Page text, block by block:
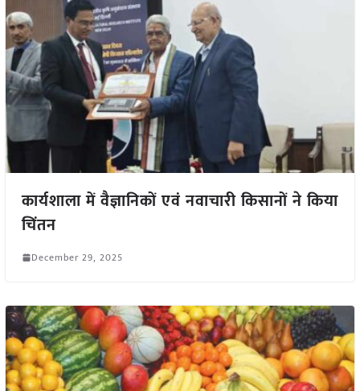
कार्यशाला में वैज्ञानिकों एवं नवाचारी किसानों ने किया
चिंतन
December 29, 2025